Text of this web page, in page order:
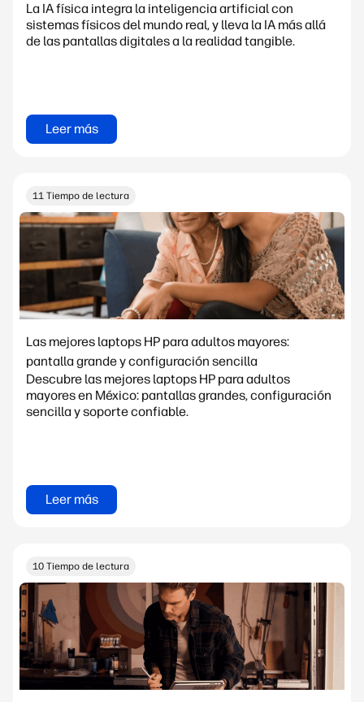
La IA física integra la inteligencia artificial con
sistemas físicos del mundo real, y lleva la IA más allá
de las pantallas digitales a la realidad tangible.
Leer más
11 Tiempo de lectura
Las mejores laptops HP para adultos mayores:
pantalla grande y configuración sencilla
Descubre las mejores laptops HP para adultos
mayores en México: pantallas grandes, configuración
sencilla y soporte confiable.
Leer más
10 Tiempo de lectura